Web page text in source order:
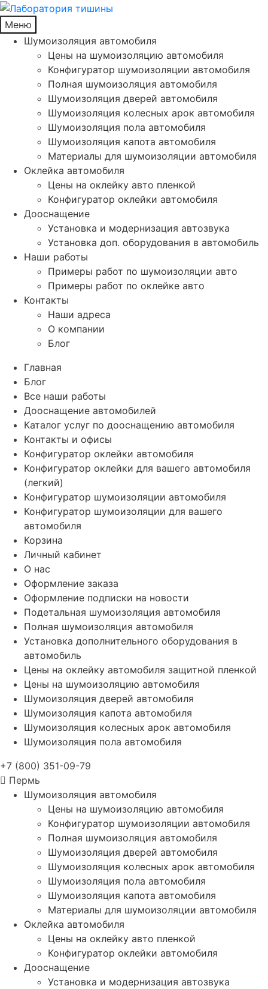
Меню
Шумоизоляция автомобиля
Цены на шумоизоляцию автомобиля
Конфигуратор шумоизоляции автомобиля
Полная шумоизоляция автомобиля
Шумоизоляция дверей автомобиля
Шумоизоляция колесных арок автомобиля
Шумоизоляция пола автомобиля
Шумоизоляция капота автомобиля
Материалы для шумоизоляции автомобиля
Оклейка автомобиля
Цены на оклейку авто пленкой
Конфигуратор оклейки автомобиля
Дооснащение
Установка и модернизация автозвука
Установка доп. оборудования в автомобиль
Наши работы
Примеры работ по шумоизоляции авто
Примеры работ по оклейке авто
Контакты
Наши адреса
О компании
Блог
Главная
Блог
Все наши работы
Дооснащение автомобилей
Каталог услуг по дооснащению автомобиля
Контакты и офисы
Конфигуратор оклейки автомобиля
Конфигуратор оклейки для вашего автомобиля
(легкий)
Конфигуратор шумоизоляции автомобиля
Конфигуратор шумоизоляции для вашего
автомобиля
Корзина
Личный кабинет
О нас
Оформление заказа
Оформление подписки на новости
Подетальная шумоизоляция автомобиля
Полная шумоизоляция автомобиля
Установка дополнительного оборудования в
автомобиль
Цены на оклейку автомобиля защитной пленкой
Цены на шумоизоляцию автомобиля
Шумоизоляция дверей автомобиля
Шумоизоляция капота автомобиля
Шумоизоляция колесных арок автомобиля
Шумоизоляция пола автомобиля
+7 (800) 351-09-79
Пермь
Шумоизоляция автомобиля
Цены на шумоизоляцию автомобиля
Конфигуратор шумоизоляции автомобиля
Полная шумоизоляция автомобиля
Шумоизоляция дверей автомобиля
Шумоизоляция колесных арок автомобиля
Шумоизоляция пола автомобиля
Шумоизоляция капота автомобиля
Материалы для шумоизоляции автомобиля
Оклейка автомобиля
Цены на оклейку авто пленкой
Конфигуратор оклейки автомобиля
Дооснащение
Установка и модернизация автозвука